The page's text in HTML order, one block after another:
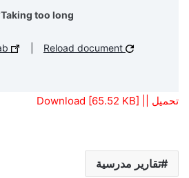
Taking too long?
تحميل || Download [65.52 KB]
تقارير مدرسية